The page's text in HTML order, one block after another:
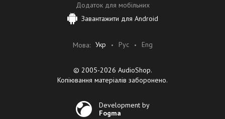
Додаток для мобільних
Завантажити для Android
Мова: Укр Рус Eng
© 2005-2026 AudioShop.
Копіювання матеріалів заборонено.
Development by
Fogma